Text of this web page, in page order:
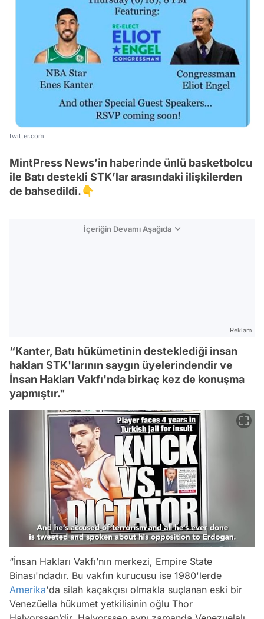
twitter.com
MintPress News’in haberinde ünlü basketbolcu
ile Batı destekli STK’lar arasındaki ilişkilerden
de bahsedildi.👇
İçeriğin Devamı Aşağıda
Reklam
“Kanter, Batı hükümetinin desteklediği insan
hakları STK'larının saygın üyelerindendir ve
İnsan Hakları Vakfı'nda birkaç kez de konuşma
yapmıştır."
“İnsan Hakları Vakfı’nın merkezi, Empire State
Binası'ndadır. Bu vakfın kurucusu ise 1980'lerde
Amerika'da silah kaçakçısı olmakla suçlanan eski bir
Venezüella hükumet yetkilisinin oğlu Thor